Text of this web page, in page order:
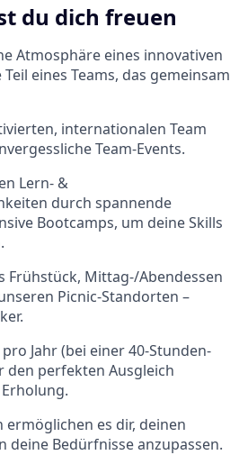
du dich freuen
Atmosphäre eines innovativen
eines Teams, das gemeinsam
internationalen Team
Team-Events.
Lern- &
durch spannende
Bootcamps, um deine Skills
Frühstück, Mittag-/Abendessen
Picnic-Standorten –
Jahr (bei einer 40-Stunden-
den perfekten Ausgleich
ermöglichen es dir, deinen
deine Bedürfnisse anzupassen.